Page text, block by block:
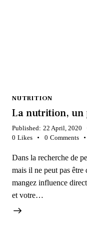
NUTRITION
La nutrition, un
Published: 22 April, 2020
0 Likes 0 Comments
Dans la recherche de
mais il ne peut pas
mangez influence
et votre…